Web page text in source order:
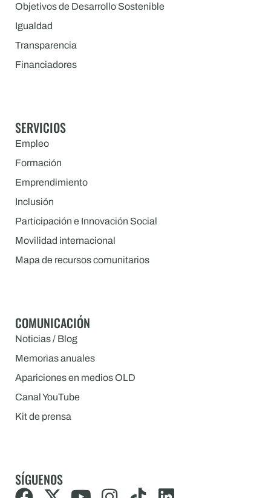
Objetivos de Desarrollo Sostenible
Igualdad
Transparencia
Financiadores
SERVICIOS
Empleo
Formación
Emprendimiento
Inclusión
Participación e Innovación Social
Movilidad internacional
Mapa de recursos comunitarios
COMUNICACIÓN
Noticias / Blog
Memorias anuales
Apariciones en medios OLD
Canal YouTube
Kit de prensa
SÍGUENOS